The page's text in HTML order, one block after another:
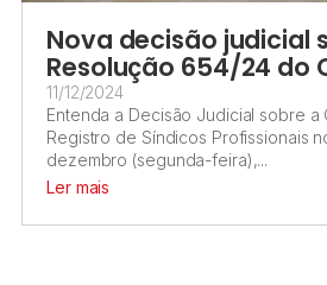
Nova decisão judicial
Resolução 654/24 do
11/12/2024
Entenda a Decisão Judicial sobre
Registro de Síndicos Profissionais
dezembro (segunda-feira),...
Ler mais